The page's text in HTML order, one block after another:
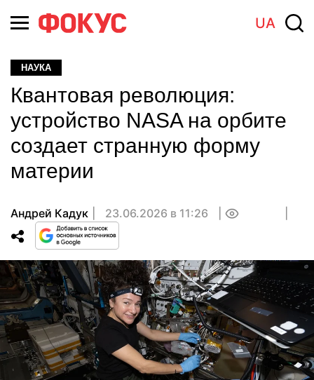
UA
НАУКА
Квантовая революция:
устройство NASA на орбите
создает странную форму
материи
Андрей Кадук 23.06.2026 в 11:26